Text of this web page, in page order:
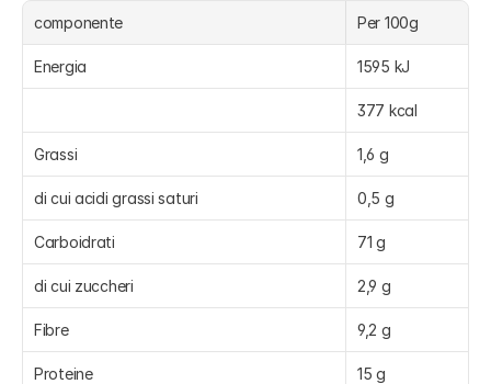
componente Per 100g
Energia 1595 kJ
377 kcal
Grassi 1,6 g
di cui acidi grassi saturi 0,5 g
Carboidrati 71 g
di cui zuccheri 2,9 g
Fibre 9,2 g
Proteine 15 g